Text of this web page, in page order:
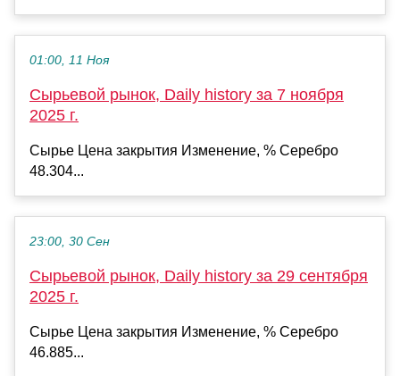
01:00, 11 Ноя
Сырьевой рынок, Daily history за 7 ноября
2025 г.
Сырье Цена закрытия Изменение, % Серебро
48.304...
23:00, 30 Сен
Сырьевой рынок, Daily history за 29 сентября
2025 г.
Сырье Цена закрытия Изменение, % Серебро
46.885...